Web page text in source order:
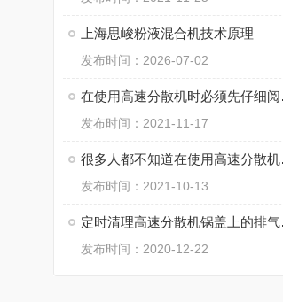
上海思峻粉液混合机技术原理
发布时间：2026-07-02
在
发布时间：2021-11-17
很多
发布时间：2021-10-13
定
发布时间：2020-12-22